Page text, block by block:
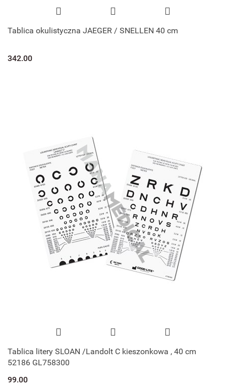
Tablica okulistyczna JAEGER / SNELLEN 40 cm
342.00
Tablica litery SLOAN /Landolt C kieszonkowa , 40 cm
52186 GL758300
99.00